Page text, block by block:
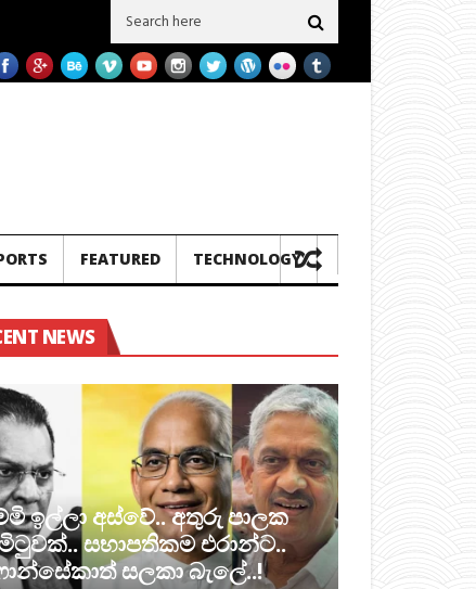
ප‍්‍රමිතිය බාල බව හෙලිවේ – සමාගම මීට පෙර එවූ නැව් 3ක බාල ගල් අඟුරු
FEATURED TECHNOLOGY
NEWS
ඉල්ලා අස්වේ.. අතුරු පාලක
සභාපතිකම එරාන්ට..
සලකා බැලේ..!